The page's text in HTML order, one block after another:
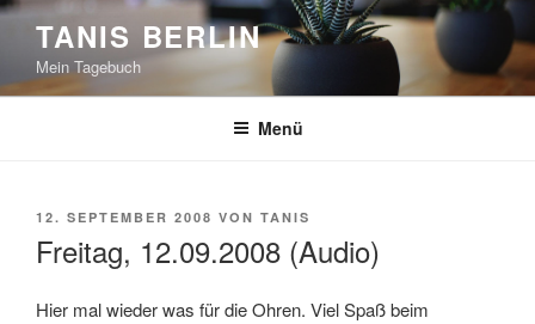
Zum
springen
TANIS BERLIN
Mein Tagebuch
Menü
VERÖFFENTLICHT
12. SEPTEMBER 2008 VON TANIS
Freitag, 12.09.2008 (Audio)
Hier mal wieder was für die Ohren. Viel Spaß beim